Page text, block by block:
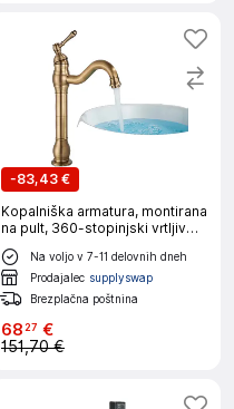
-83,43 €
Kopalniška armatura, montirana
na pult, 360-stopinjski vrtljiv
rotacija, starinski medenina
visokaNa voljo v 7-11 delovnih dneh
Prodajalec supplyswap
Brezplačna poštnina
68 27 €
151,70 €